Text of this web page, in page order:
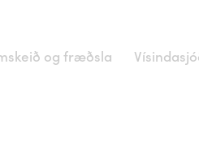
og fræðsla